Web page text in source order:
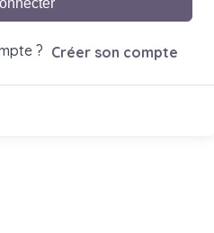
? Créer son compte